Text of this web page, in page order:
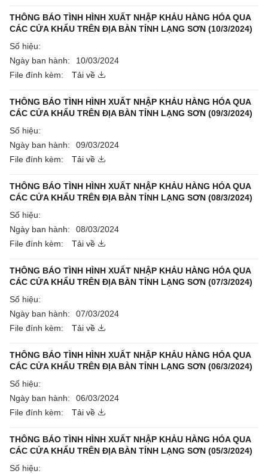
THÔNG BÁO TÌNH HÌNH XUẤT NHẬP KHẢU HÀNG HÓA QUA
CÁC CỬA KHẨU TRÊN ĐỊA BÀN TỈNH LẠNG SƠN (10/3/2024)
Số hiệu:
Ngày ban hành:
10/03/2024
File đính kèm:
Tải về
THÔNG BÁO TÌNH HÌNH XUẤT NHẬP KHẢU HÀNG HÓA QUA
CÁC CỬA KHẨU TRÊN ĐỊA BÀN TỈNH LẠNG SƠN (09/3/2024)
Số hiệu:
Ngày ban hành:
09/03/2024
File đính kèm:
Tải về
THÔNG BÁO TÌNH HÌNH XUẤT NHẬP KHẢU HÀNG HÓA QUA
CÁC CỬA KHẨU TRÊN ĐỊA BÀN TỈNH LẠNG SƠN (08/3/2024)
Số hiệu:
Ngày ban hành:
08/03/2024
File đính kèm:
Tải về
THÔNG BÁO TÌNH HÌNH XUẤT NHẬP KHẢU HÀNG HÓA QUA
CÁC CỬA KHẨU TRÊN ĐỊA BÀN TỈNH LẠNG SƠN (07/3/2024)
Số hiệu:
Ngày ban hành:
07/03/2024
File đính kèm:
Tải về
THÔNG BÁO TÌNH HÌNH XUẤT NHẬP KHẢU HÀNG HÓA QUA
CÁC CỬA KHẨU TRÊN ĐỊA BÀN TỈNH LẠNG SƠN (06/3/2024)
Số hiệu:
Ngày ban hành:
06/03/2024
File đính kèm:
Tải về
THÔNG BÁO TÌNH HÌNH XUẤT NHẬP KHẢU HÀNG HÓA QUA
CÁC CỬA KHẨU TRÊN ĐỊA BÀN TỈNH LẠNG SƠN (05/3/2024)
Số hiệu: